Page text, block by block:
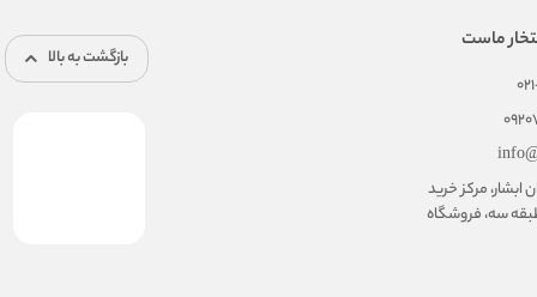
ماست
مرکز خرید
سه، فروشگاه
بازگشت به بالا